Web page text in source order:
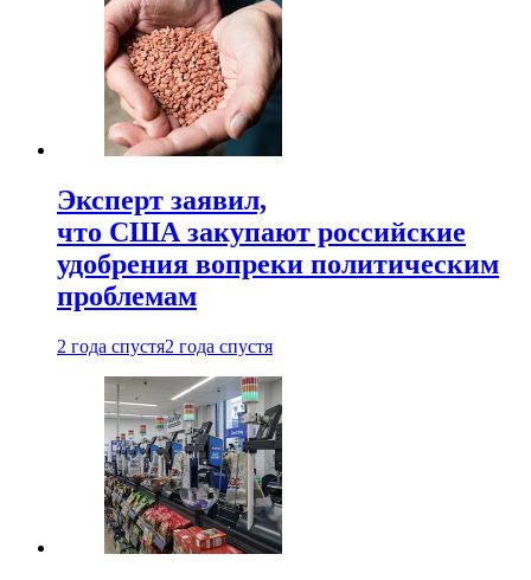
Эксперт заявил,
что США закупают российские
удобрения вопреки политическим
проблемам
2 года спустя2 года спустя